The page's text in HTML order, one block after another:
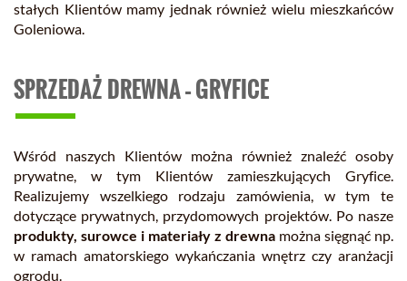
stałych Klientów mamy jednak również wielu mieszkańców
Goleniowa.
SPRZEDAŻ DREWNA – GRYFICE
Wśród naszych Klientów można również znaleźć osoby
prywatne, w tym Klientów zamieszkujących Gryfice.
Realizujemy wszelkiego rodzaju zamówienia, w tym te
dotyczące prywatnych, przydomowych projektów. Po nasze
produkty, surowce i materiały z drewna można sięgnąć np.
w ramach amatorskiego wykańczania wnętrz czy aranżacji
ogrodu.